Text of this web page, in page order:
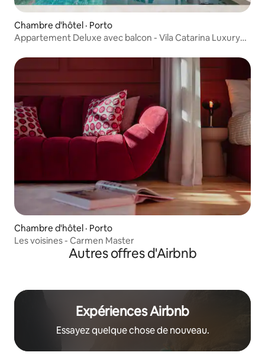
Chambre d'hôtel · Porto
Appartement Deluxe avec balcon - Vila Catarina Luxury
Chambre d'hôtel · Porto
Les voisines - Carmen Master
Autres offres d'Airbnb
Expériences Airbnb
Essayez quelque chose de nouveau.